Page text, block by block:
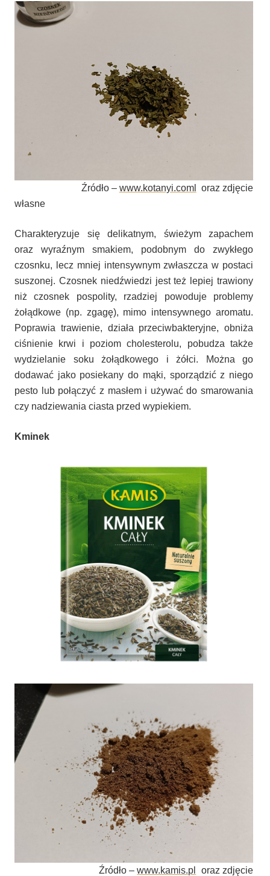
Źródło – www.kotanyi.coml
oraz zdjęcie
własne
Charakteryzuje się delikatnym, świeżym zapachem
oraz wyraźnym smakiem, podobnym do zwykłego
czosnku, lecz mniej intensywnym zwłaszcza w postaci
suszonej. Czosnek niedźwiedzi jest też lepiej trawiony
niż czosnek pospolity, rzadziej powoduje problemy
żołądkowe (np. zgagę), mimo intensywnego aromatu.
Poprawia trawienie, działa przeciwbakteryjne, obniża
ciśnienie krwi i poziom cholesterolu, pobudza także
wydzielanie soku żołądkowego i żółci. Można go
dodawać jako posiekany do mąki, sporządzić z niego
pesto lub połączyć z masłem i używać do smarowania
czy nadziewania ciasta przed wypiekiem.
Kminek
Źródło –www.kamis.pl
oraz zdjęcie